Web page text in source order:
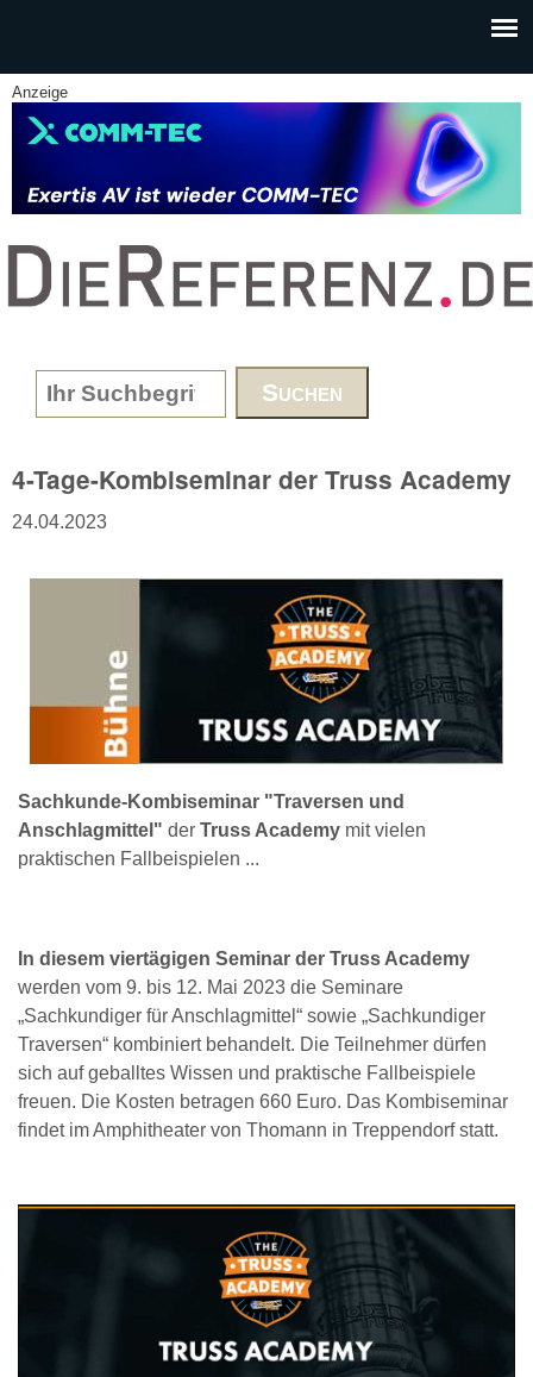
Anzeige
www.DieReferenz.de
Search form
4-Tage-Kombiseminar der Truss Academy
24.04.2023
Sachkunde-Kombiseminar "Traversen und
Anschlagmittel" der Truss Academy mit vielen
praktischen Fallbeispielen ...
In diesem viertägigen Seminar der Truss Academy
werden vom 9. bis 12. Mai 2023 die Seminare
„Sachkundiger für Anschlagmittel“ sowie „Sachkundiger
Traversen“ kombiniert behandelt. Die Teilnehmer dürfen
sich auf geballtes Wissen und praktische Fallbeispiele
freuen. Die Kosten betragen 660 Euro. Das Kombiseminar
findet im Amphitheater von Thomann in Treppendorf statt.